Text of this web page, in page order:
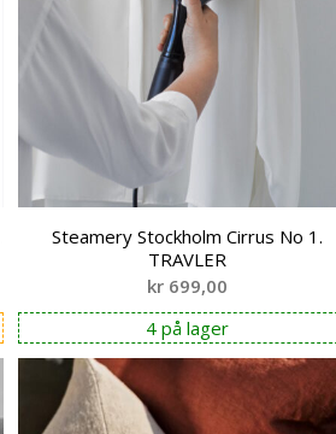
Steamery Stockholm Cirrus No 1.
TRAVLER
kr699,00
4 på lager